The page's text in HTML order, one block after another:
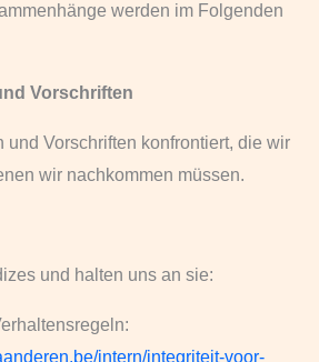
werden im Folgenden
Vorschriften
und Vorschriften konfrontiert, die wir
wir nachkommen müssen.
und halten uns an sie:
intern/integriteit-voor-